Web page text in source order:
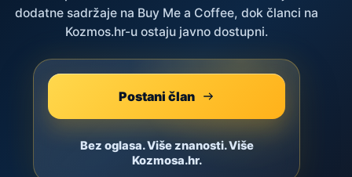
dodatne sadržaje na Buy Me a Coffee, dok članci na
Kozmos.hr-u ostaju javno dostupni.
Postani član
Bez oglasa. Više znanosti. Više
Kozmosa.hr.